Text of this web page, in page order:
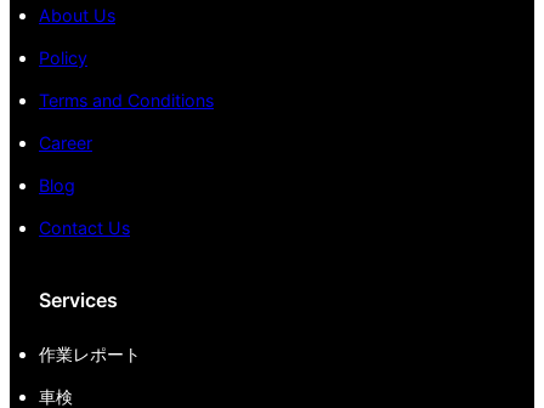
About Us
Policy
Terms and Conditions
Career
Blog
Contact Us
Services
作業レポート
車検